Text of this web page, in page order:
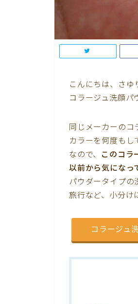
こんにちは、さゆ
コラージュ洗顔パ
同じメーカーのコ
カラーを何度もし
なので、 このコラ
以前から気にな
パウダータイプの
旅行など、小分け
コラージュ